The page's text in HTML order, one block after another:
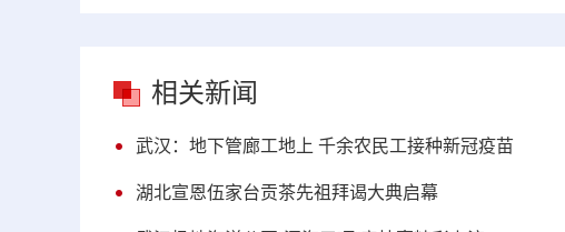
相关新闻
武汉：地下管廊工地上 千余农民工接种新冠疫苗
湖北宣恩伍家台贡茶先祖拜谒大典启幕